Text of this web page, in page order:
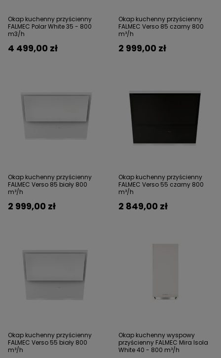
Okap kuchenny przyścienny
FALMEC Polar White 35 - 800
m3/h
4 499,00 zł
Okap kuchenny przyścienny
FALMEC Verso 85 czarny 800
m³/h
2 999,00 zł
Okap kuchenny przyścienny
FALMEC Verso 85 biały 800
m³/h
2 999,00 zł
Okap kuchenny przyścienny
FALMEC Verso 55 czarny 800
m³/h
2 849,00 zł
Okap kuchenny przyścienny
FALMEC Verso 55 biały 800
m³/h
Okap kuchenny wyspowy
przyścienny FALMEC Mira Isola
White 40 - 800 m³/h